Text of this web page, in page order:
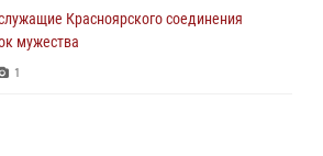
Красноярского соединения
мужества
1